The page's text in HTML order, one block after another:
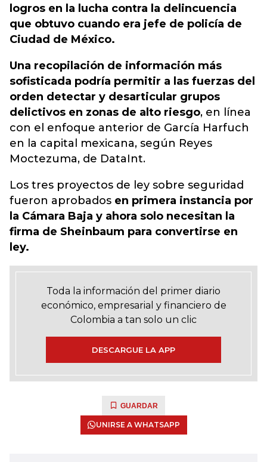
logros en la lucha contra la delincuencia
que obtuvo cuando era jefe de policía de
Ciudad de México.
Una recopilación de información más
sofisticada podría permitir a las fuerzas del
orden detectar y desarticular grupos
delictivos en zonas de alto riesgo, en línea
con el enfoque anterior de García Harfuch
en la capital mexicana, según Reyes
Moctezuma, de DataInt.
Los tres proyectos de ley sobre seguridad
fueron aprobados en primera instancia por
la Cámara Baja y ahora solo necesitan la
firma de Sheinbaum para convertirse en
ley.
Toda la información del primer diario
económico, empresarial y financiero de
Colombia a tan solo un clic
DESCARGUE LA APP
GUARDAR
UNIRSE A WHATSAPP